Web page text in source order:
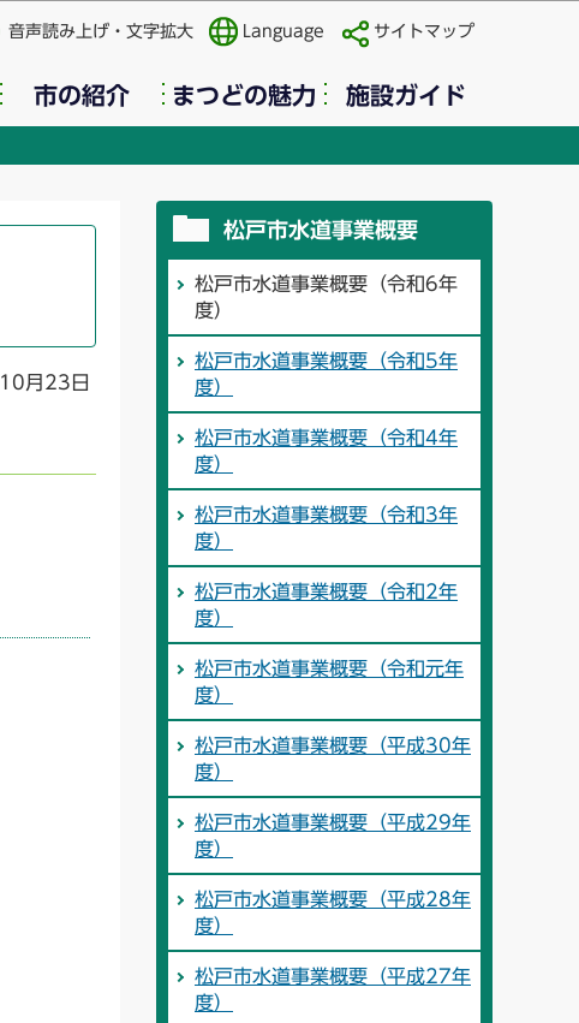
音声読み上げ・文字拡大 Language サイトマップ
市の紹介 まつどの魅力 施設ガイド
月23日
松戸市水道事業概要
松戸市水道事業概要（令和6年
度）
松戸市水道事業概要（令和5年
度）
松戸市水道事業概要（令和4年
度）
松戸市水道事業概要（令和3年
度）
松戸市水道事業概要（令和2年
度）
松戸市水道事業概要（令和元年
度）
松戸市水道事業概要（平成30年
度）
松戸市水道事業概要（平成29年
度）
松戸市水道事業概要（平成28年
度）
松戸市水道事業概要（平成27年
度）